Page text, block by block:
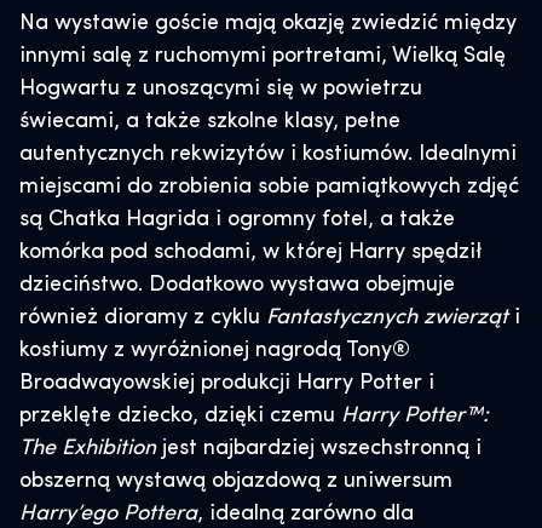
Na wystawie goście mają okazję zwiedzić między
innymi salę z ruchomymi portretami, Wielką Salę
Hogwartu z unoszącymi się w powietrzu
świecami, a także szkolne klasy, pełne
autentycznych rekwizytów i kostiumów. Idealnymi
miejscami do zrobienia sobie pamiątkowych zdjęć
są Chatka Hagrida i ogromny fotel, a także
komórka pod schodami, w której Harry spędził
dzieciństwo. Dodatkowo wystawa obejmuje
również dioramy z cyklu Fantastycznych zwierząti
kostiumy z wyróżnionej nagrodą Tony®
Broadwayowskiej produkcji Harry Potter i
przeklęte dziecko, dzięki czemu Harry Potter™:
The Exhibitionjest najbardziej wszechstronną i
obszerną wystawą objazdową z uniwersum
Harry’ego Pottera, idealną zarówno dla